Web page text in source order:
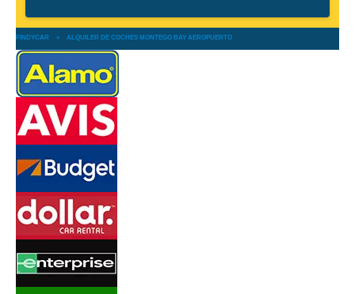
FINDYCAR » ALQUILER DE COCHES MONTEGO BAY AEROPUERTO